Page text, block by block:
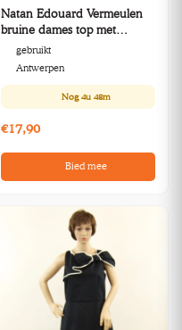
Natan Edouard Vermeulen
bruine dames top met
strikceintuur - maat: 38
gebruikt
Antwerpen
Nog4u 48m
€17,90
Bied mee